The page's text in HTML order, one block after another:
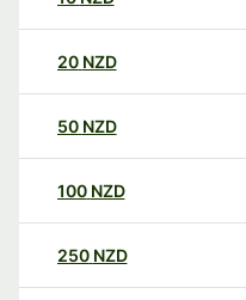
20 NZD
50 NZD
100 NZD
250 NZD